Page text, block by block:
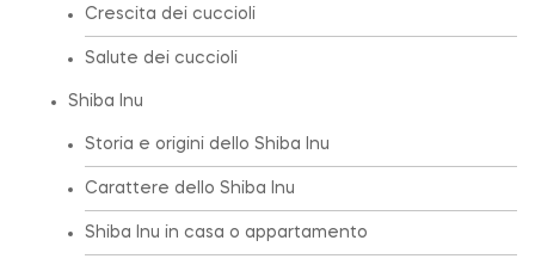
Crescita dei cuccioli
Salute dei cuccioli
Shiba Inu
Storia e origini dello Shiba Inu
Carattere dello Shiba Inu
Shiba Inu in casa o appartamento